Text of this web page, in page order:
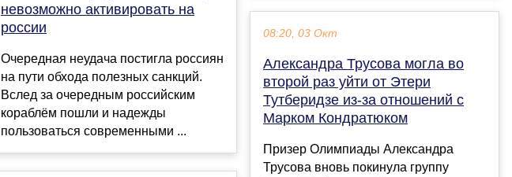
невозможно активировать на
россии
Очередная неудача постигла россиян
на пути обхода полезных санкций.
Вслед за очередным российским
кораблём пошли и надежды
пользоваться современными ...
08:20, 03 Окт
Александра Трусова могла во
второй раз уйти от Этери
Тутберидзе из-за отношений с
Марком Кондратюком
Призер Олимпиады Александра
Трусова вновь покинула группу